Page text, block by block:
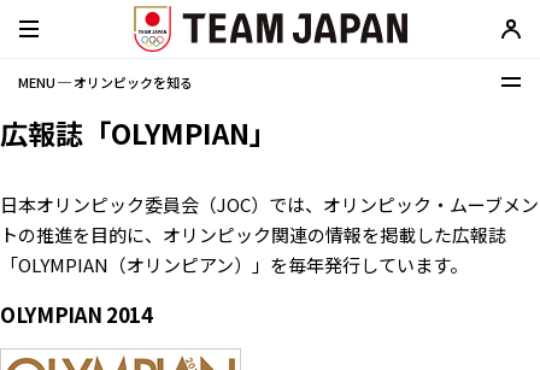
MENU ─ オリンピックを知る
広報誌「OLYMPIAN」
日本オリンピック委員会（JOC）では、オリンピック・ムーブメン
トの推進を目的に、オリンピック関連の情報を掲載した広報誌
「OLYMPIAN（オリンピアン）」を毎年発行しています。
OLYMPIAN 2014